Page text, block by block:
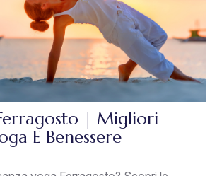
| Migliori
E Benessere